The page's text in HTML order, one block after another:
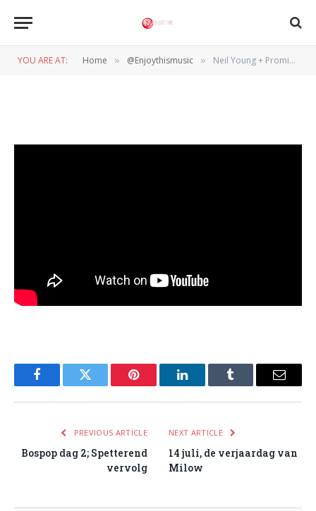
YOU ARE AT: Home » @Enjoythismusic » Neil Young + Promise of the Real – Children of Destiny
Neil Young + Promise of the
FacebookTwitter Pinterest LinkedInTumblr Email
PREVIOUS ARTICLE
Bospop dag 2; Spetterend
vervolg
NEXT ARTICLE
14 juli, de verjaardag van
Milow